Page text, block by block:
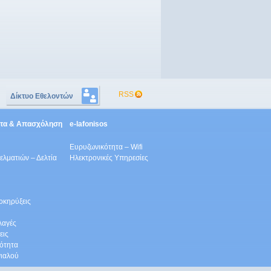
Δίκτυο Εθελοντών RSS
& Απασχόληση
– Δελτία
e-lafonisos
Ευρυζωνικότητα – Wifi
Ηλεκτρονικές Υπηρεσίες